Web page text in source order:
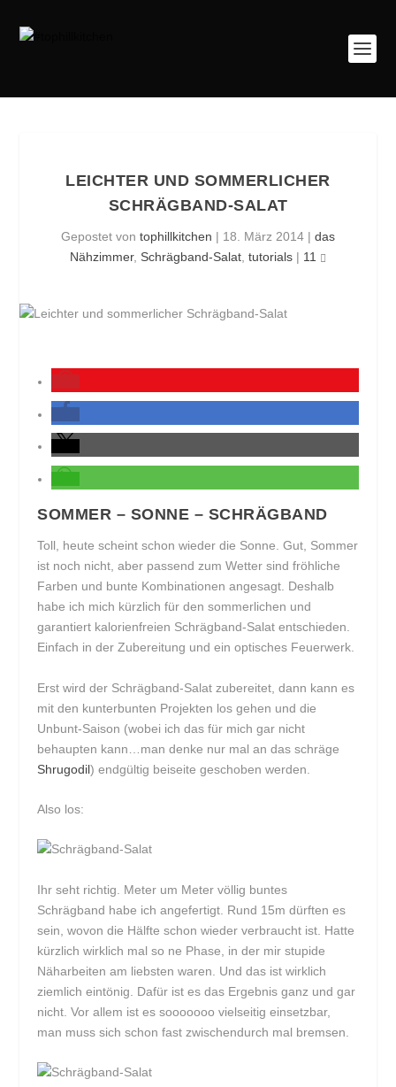
LEICHTER UND SOMMERLICHER
SCHRÄGBAND-SALAT
Gepostet von tophillkitchen | 18. März 2014 | das
Nähzimmer, Schrägband-Salat tutorials | 11
SOMMER – SONNE – SCHRÄGBAND
Toll, heute scheint schon wieder die Sonne. Gut, Sommer
ist noch nicht, aber passend zum Wetter sind fröhliche
Farben und bunte Kombinationen angesagt. Deshalb
habe ich mich kürzlich für den sommerlichen und
garantiert kalorienfreien Schrägband-Salat entschieden.
Einfach in der Zubereitung und ein optisches Feuerwerk.
Erst wird der Schrägband-Salat zubereitet, dann kann es
mit den kunterbunten Projekten los gehen und die
Unbunt-Saison (wobei ich das für mich gar nicht
behaupten kann…man denke nur mal an das schräge
Shrugodil) endgültig beiseite geschoben werden.
Also los:
Ihr seht richtig. Meter um Meter völlig buntes
Schrägband habe ich angefertigt. Rund 15m dürften es
sein, wovon die Hälfte schon wieder verbraucht ist. Hatte
kürzlich wirklich mal so ne Phase, in der mir stupide
Näharbeiten am liebsten waren. Und das ist wirklich
ziemlich eintönig. Dafür ist es das Ergebnis ganz und gar
nicht. Vor allem ist es sooooooo vielseitig einsetzbar,
man muss sich schon fast zwischendurch mal bremsen.